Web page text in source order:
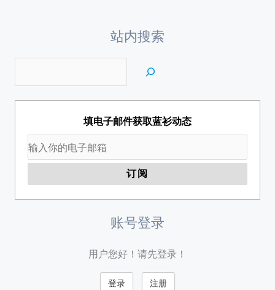
站内搜索
填电子邮件获取蓝衫动态
账号登录
用户您好！请先登录！
登录 注册